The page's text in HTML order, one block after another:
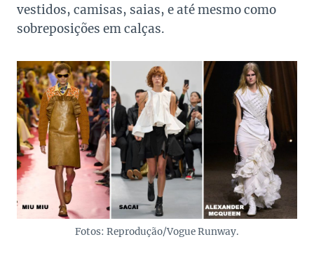
vestidos, camisas, saias, e até mesmo como
sobreposições em calças.
Fotos: Reprodução/Vogue Runway.